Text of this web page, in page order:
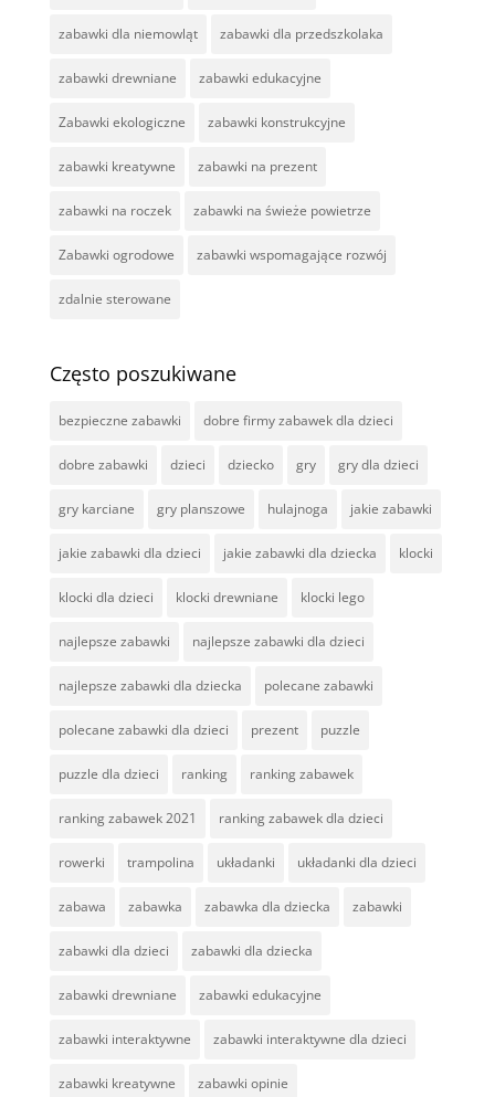
zabawki dla niemowląt zabawki dla przedszkolaka
zabawki drewniane zabawki edukacyjne
Zabawki ekologiczne zabawki konstrukcyjne
zabawki kreatywne zabawki na prezent
zabawki na roczek zabawki na świeże powietrze
Zabawki ogrodowe zabawki wspomagające rozwój
zdalnie sterowane
Często poszukiwane
bezpieczne zabawki dobre firmy zabawek dla dzieci
dobre zabawki dzieci dziecko gry gry dla dzieci
gry karciane gry planszowe hulajnoga jakie zabawki
jakie zabawki dla dzieci jakie zabawki dla dziecka klocki
klocki dla dzieci klocki drewniane klocki lego
najlepsze zabawki najlepsze zabawki dla dzieci
najlepsze zabawki dla dziecka polecane zabawki
polecane zabawki dla dzieci prezent puzzle
puzzle dla dzieci ranking ranking zabawek
ranking zabawek 2021 ranking zabawek dla dzieci
rowerki trampolina układanki układanki dla dzieci
zabawa zabawka zabawka dla dziecka zabawki
zabawki dla dzieci zabawki dla dziecka
zabawki drewniane zabawki edukacyjne
zabawki interaktywne zabawki interaktywne dla dzieci
zabawki kreatywne zabawki opinie